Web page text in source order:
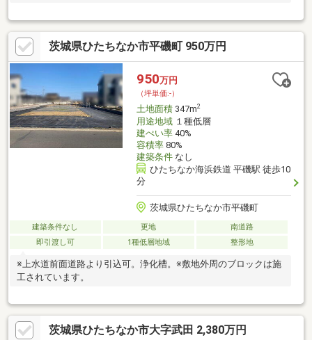
茨城県ひたちなか市平磯町 950万円
950万円
（坪単価:-）
土地面積347m2
用途地域１種低層
建ぺい率40%
容積率80%
建築条件なし
ひたちなか海浜鉄道 平磯駅 徒歩10
分
茨城県ひたちなか市平磯町
建築条件なし 更地
南道路
即引渡し可
1種低層地域 整形地
※上水道前面道路より引込可。浄化槽。※敷地外周のブロックは施
工されています。
茨城県ひたちなか市大字武田 2,380万円